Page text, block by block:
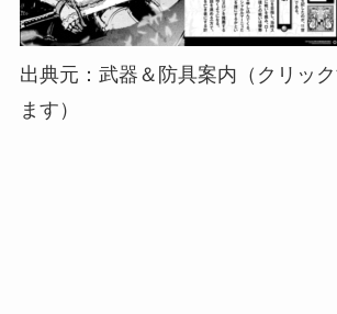
出典元：武器＆防具案内（クリッ
ます）